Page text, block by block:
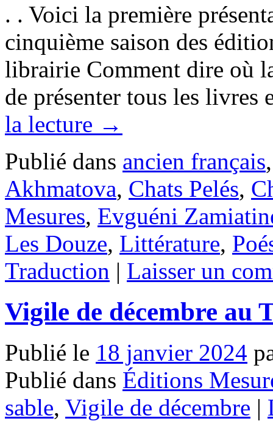
. . Voici la première
cinquième saison des
librairie Comment dire où
de présenter tous les
la lecture →
Publié dans ancien français
Akhmatova, Chats Pelés,
Mesures, Evguéni
Les Douze, Littérature,
Traduction | Laisser un
Vigile de décembre au
Publié le 18 janvier 2024
Publié dans Éditions
sable, Vigile de décembre |